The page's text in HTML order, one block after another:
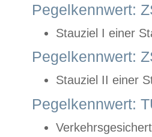
Pegelkennwert:
Stauziel I einer
Pegelkennwert:
Stauziel II einer
Pegelkennwert: